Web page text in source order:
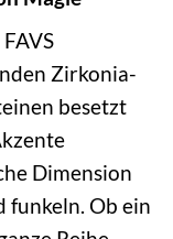
Zirkonia-
besetzt
Dimension
funkeln. Ob ein